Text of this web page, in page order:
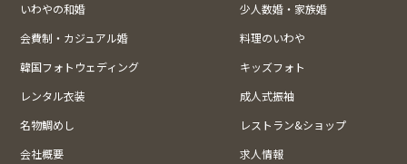
いわやの和婚
少人数婚・家族婚
会費制・カジュアル婚
料理のいわや
韓国フォトウェディング
キッズフォト
レンタル衣装
成人式振袖
名物鯛めし
レストラン&ショップ
会社概要
求人情報